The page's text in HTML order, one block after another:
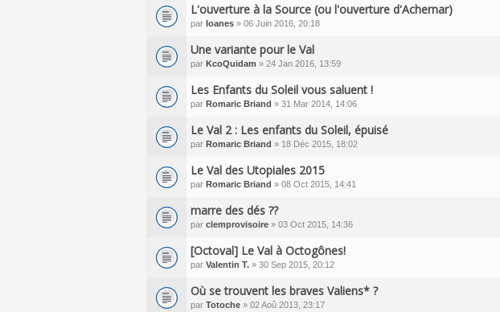
L'ouverture à la Source (ou l'ouverture d'Achernar)
par Ioanes » 06 Juin 2016, 20:18
Une variante pour le Val
par KcoQuidam » 24 Jan 2016, 13:59
Les Enfants du Soleil vous saluent !
par Romaric Briand » 31 Mar 2014, 14:06
Le Val 2 : Les enfants du Soleil, épuisé
par Romaric Briand » 18 Déc 2015, 18:02
Le Val des Utopiales 2015
par Romaric Briand » 08 Oct 2015, 14:41
marre des dés ??
par clemprovisoire » 03 Oct 2015, 14:36
[Octoval] Le Val à Octogônes!
par Valentin T. » 30 Sep 2015, 20:12
Où se trouvent les braves Valiens* ?
par Totoche » 02 Aoû 2013, 23:17